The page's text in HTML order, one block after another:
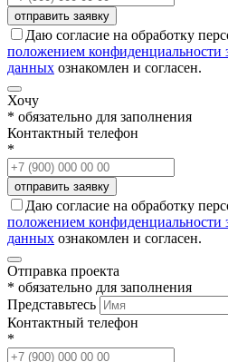
Даю согласие на обработку
положением конфиденциальности
данных ознакомлен и согласен.
Хочу
* обязательно для заполнения
Контактный телефон
*
Даю согласие на обработку
положением конфиденциальности
данных ознакомлен и согласен.
Отправка проекта
* обязательно для заполнения
Представьтесь
Контактный телефон
*